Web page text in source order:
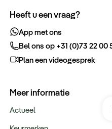
Marokko
Heeft u een vraag?
App met ons
Bel ons op +31 (0)73 22 00
Plan een videogesprek
Meer informatie
Actueel